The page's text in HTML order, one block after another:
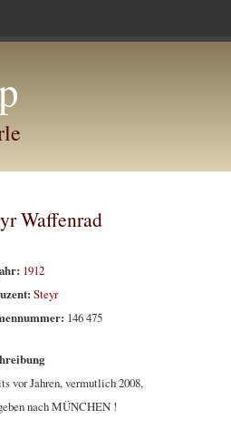
Waffenrad
1912
Steyr
146 475
vor Jahren, vermutlich 2008,
nach MÜNCHEN !